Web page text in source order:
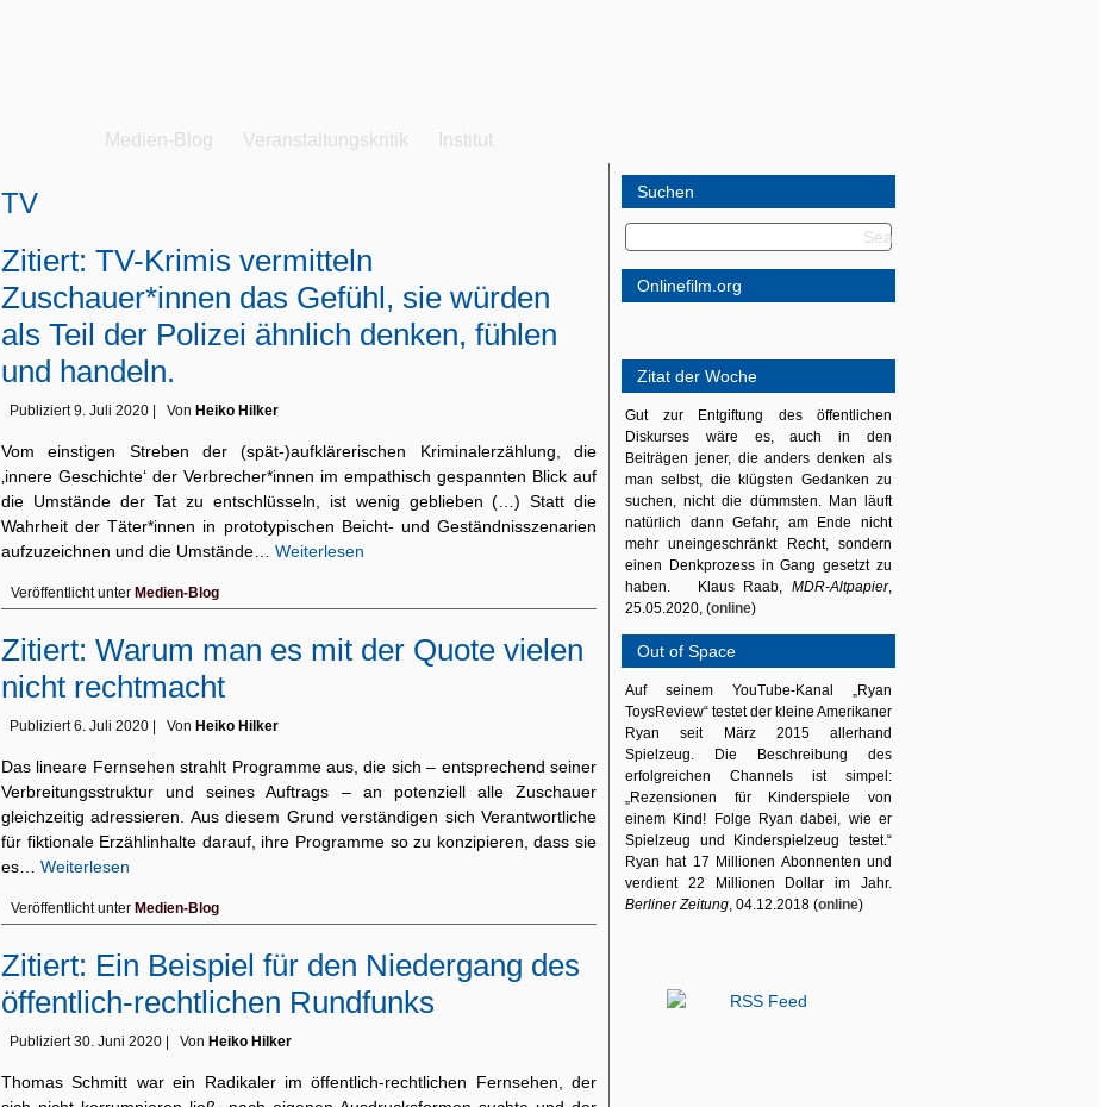
Medien-Blog Veranstaltungskritik Institut
TV
Zitiert: TV-Krimis vermitteln
Zuschauer*innen das Gefühl, sie würden
als Teil der Polizei ähnlich denken, fühlen
und handeln.
Publiziert 9. Juli 2020 Von Heiko Hilker
Vom einstigen Streben der (spät-)aufklärerischen Kriminalerzählung, die
‚innere Geschichte‘ der Verbrecher*innen im empathisch gespannten Blick auf
die Umstände der Tat zu entschlüsseln, ist wenig geblieben (…) Statt die
Wahrheit der Täter*innen in prototypischen Beicht- und Geständnisszenarien
aufzuzeichnen und die Umstände… Weiterlesen
Veröffentlicht unter Medien-Blog
Zitiert: Warum man es mit der Quote vielen
nicht rechtmacht
Publiziert 6. Juli 2020 Von Heiko Hilker
Das lineare Fernsehen strahlt Programme aus, die sich – entsprechend seiner
Verbreitungsstruktur und seines Auftrags – an potenziell alle Zuschauer
gleichzeitig adressieren. Aus diesem Grund verständigen sich Verantwortliche
für fiktionale Erzählinhalte darauf, ihre Programme so zu konzipieren, dass sie
es… Weiterlesen
Veröffentlicht unter Medien-Blog
Zitiert: Ein Beispiel für den Niedergang des
öffentlich-rechtlichen Rundfunks
Publiziert 30. Juni 2020 Von Heiko Hilker
Thomas Schmitt war ein Radikaler im öffentlich-rechtlichen Fernsehen, der
Suchen
Onlinefilm.org
Zitat der Woche
Gut zur Entgiftung des öffentlichen
Diskurses wäre es, auch in den
Beiträgen jener, die anders denken als
man selbst, die klügsten Gedanken zu
suchen, nicht die dümmsten. Man läuft
natürlich dann Gefahr, am Ende nicht
mehr uneingeschränkt Recht, sondern
einen Denkprozess in Gang gesetzt zu
haben. Klaus Raab, MDR-Altpapier,
25.05.2020, (online)
Out of Space
Auf seinem YouTube-Kanal „Ryan
ToysReview“ testet der kleine Amerikaner
Ryan seit März 2015 allerhand
Spielzeug. Die Beschreibung des
erfolgreichen Channels ist simpel:
„Rezensionen für Kinderspiele von
einem Kind! Folge Ryan dabei, wie er
Spielzeug und Kinderspielzeug testet.“
Ryan hat 17 Millionen Abonnenten und
verdient 22 Millionen Dollar im Jahr.
Berliner Zeitung, 04.12.2018 (online)